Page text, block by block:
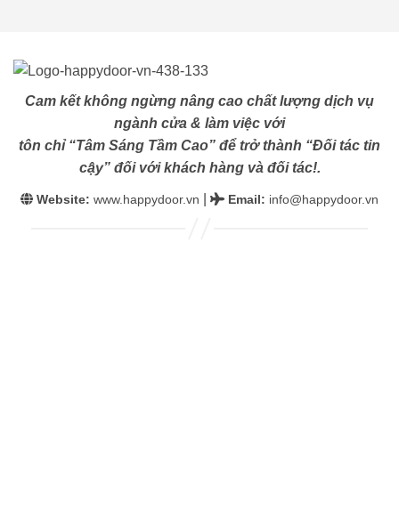
Cam kết không ngừng nâng cao chất lượng dịch vụ
ngành cửa & làm việc với
tôn chỉ “Tâm Sáng Tầm Cao” để trở thành “Đối tác tin
cậy” đối với khách hàng và đối tác!.
Website: www.happydoor.vn Email: info@happydoor.vn